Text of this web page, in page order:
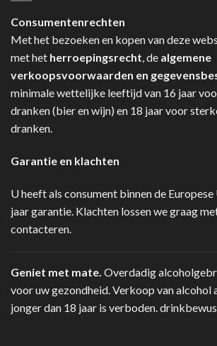
Consumentenrechten
Met het bezoeken en kopen van deze
met het herroepingsrecht, de algemene
verkoopsvoorwaarden en
minimale wettelijke leeftijd van 16 jaar
dranken (bier en wijn) en 18 jaar voor
dranken.
Garantie en klachten
U heeft als consument binnen de
jaar garantie. Klachten lossen we graag
contacteren.
Geniet met mate. Overdadig
voor uw gezondheid. Verkoop van alcohol
jonger dan 18 jaar is verboden.